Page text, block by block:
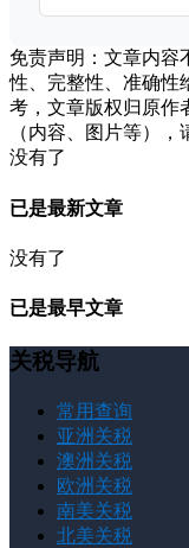
免责声明：文章内容
性、完整性、准确性
考，文章版权归原作
（内容、图片等）
没有了
已是最新文章
没有了
已是最早文章
关税导航
常用查询
亚洲关税
澳洲关税
欧洲关税
南美关税
北美关税